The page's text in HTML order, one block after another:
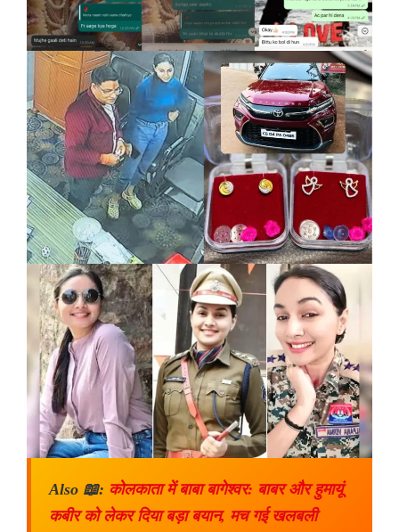
Also 📖: कोलकाता में बाबा बागेश्वर: बाबर और हुमायूं
कबीर को लेकर दिया बड़ा बयान, मच गई खलबली